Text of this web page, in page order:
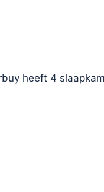
heeft 4